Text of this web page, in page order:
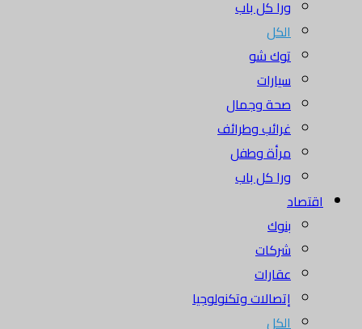
ورا كل باب
الكل
توك شو
سيارات
صحة وجمال
غرائب وطرائف
مرأة وطفل
ورا كل باب
اقتصاد
بنوك
شركات
عقارات
إتصالات وتكنولوجيا
الكل